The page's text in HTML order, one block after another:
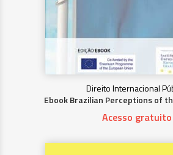
Direito Internacional
Ebook Brazilian Perceptions of
Acesso gratuito